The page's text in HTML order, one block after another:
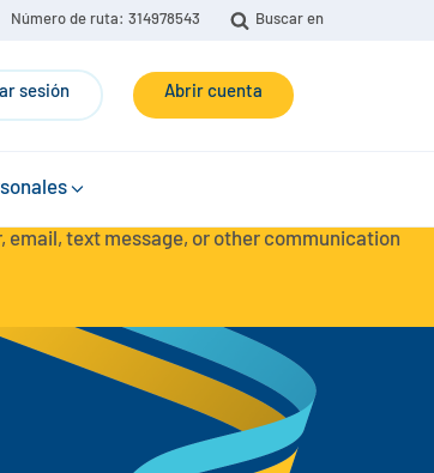
Número de ruta: 314978543 Buscar en
sesión Abrir cuenta
email, text message, or other communication